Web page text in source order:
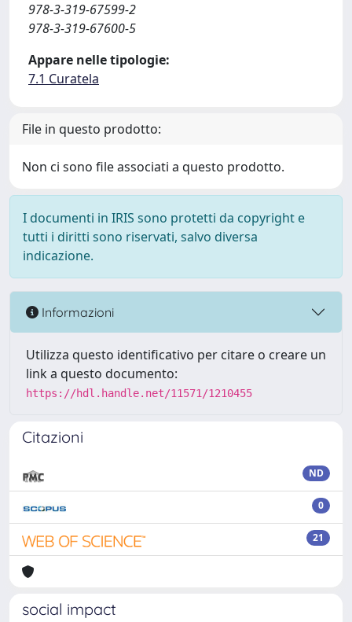
978-3-319-67599-2
978-3-319-67600-5
Appare nelle tipologie:
7.1 Curatela
File in questo prodotto:
Non ci sono file associati a questo prodotto.
I documenti in IRIS sono protetti da copyright e
tutti i diritti sono riservati, salvo diversa
indicazione.
Informazioni
Utilizza questo identificativo per citare o creare un
link a questo documento:
https://hdl.handle.net/11571/1210455
Citazioni
ND
0
21
social impact